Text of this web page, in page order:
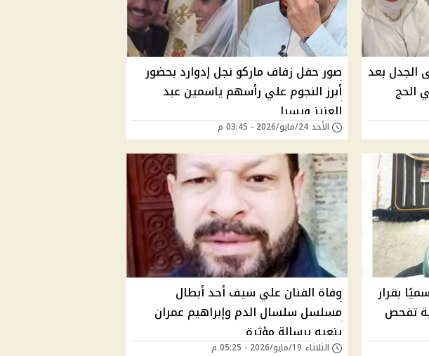
الجدل بعد
الحج
صور حفل زفاف ماركو نجل إدوارد بحضور
أبرز النجوم علي رأسهم ياسمين عبد
العزيز ويسرا
الأحد 24/مايو/2026 - 03:45 م
بقرار
تفحص
وفاة الفنان علي سيف أحد أبطال
مسلسل سلسال الدم وإبراهيم عمران
ينعيه برسالة مؤثرة
الثلاثاء 19/مايو/2026 - 05:25 م